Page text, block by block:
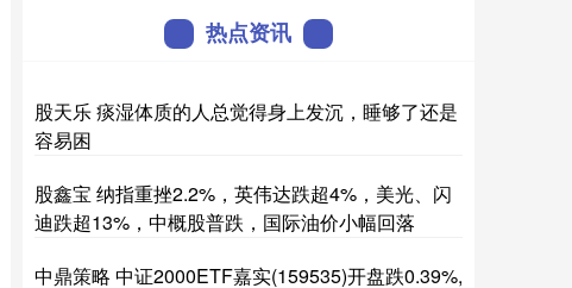
热点资讯
股天乐 痰湿体质的人总觉得身上发沉，睡够了还是
容易困
股鑫宝 纳指重挫2.2%，英伟达跌超4%，美光、闪
迪跌超13%，中概股普跌，国际油价小幅回落
中鼎策略 中证2000ETF嘉实(159535)开盘跌0.39%,